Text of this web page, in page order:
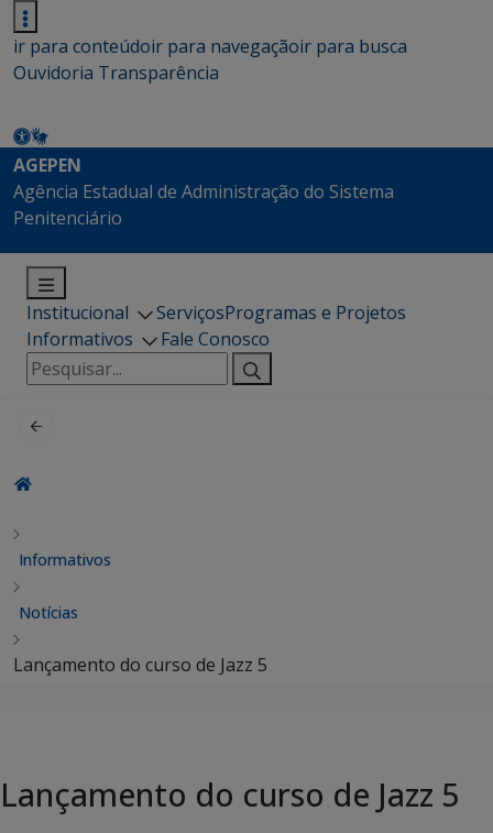
ir para conteúdoir para navegaçãoir para busca
Ouvidoria Transparência
AGEPEN
Agência Estadual de Administração do Sistema
Penitenciário
Institucional ServiçosProgramas e Projetos
Informativos
Fale Conosco
Pesquisar
por:
Informativos
Notícias
Lançamento do curso de Jazz 5
Lançamento do curso de Jazz 5